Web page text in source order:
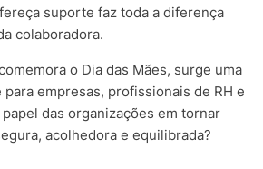
suporte faz toda a diferença
colaboradora.
o Dia das Mães, surge uma
empresas, profissionais de RH e
das organizações em tornar
acolhedora e equilibrada?